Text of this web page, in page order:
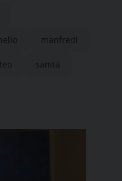
manfredi
sanità